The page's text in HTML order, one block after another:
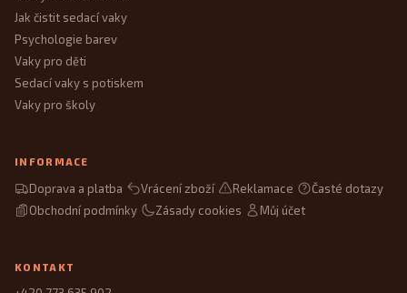
Jak čistit sedací vaky
Psychologie barev
Vaky pro děti
Sedací vaky s potiskem
Vaky pro školy
INFORMACE
Doprava a platba Vrácení zboží Reklamace
Časté dotazy
Obchodní podmínky
Zásady cookies Můj účet
KONTAKT